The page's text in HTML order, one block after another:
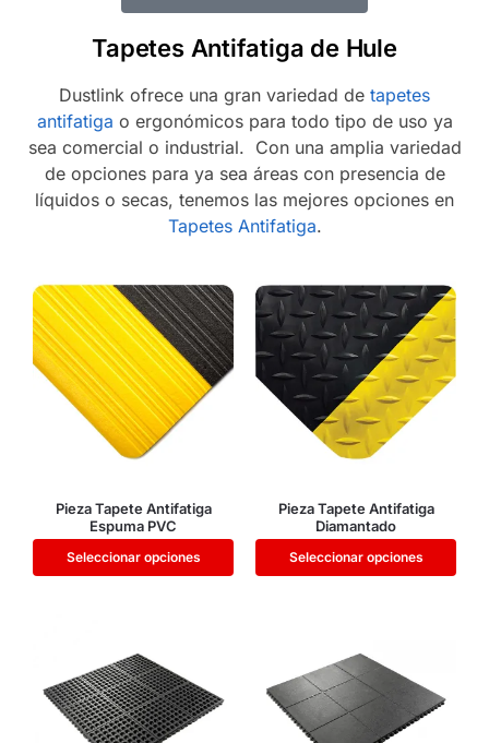
Tapetes Antifatiga de Hule
Dustlink ofrece una gran variedad de tapetes
antifatiga o ergonómicos para todo tipo de uso ya
sea comercial o industrial. Con una amplia variedad
de opciones para ya sea áreas con presencia de
líquidos o secas, tenemos las mejores opciones en
Tapetes Antifatiga.
Pieza Tapete Antifatiga
Espuma PVC
Seleccionar opciones
Pieza Tapete Antifatiga
Diamantado
Seleccionar opciones